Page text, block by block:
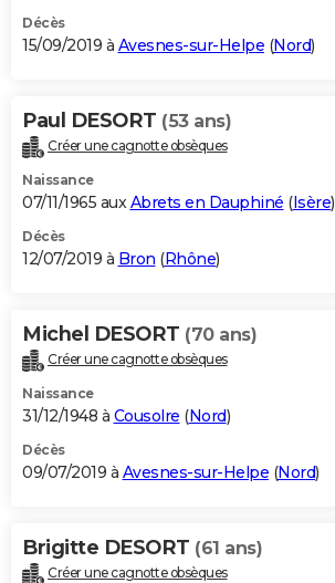
Décès
15/09/2019 à Avesnes-sur-Helpe (Nord)
Paul DESORT (53 ans)
Créer une cagnotte obsèques
Naissance
07/11/1965 auxAbrets en Dauphiné (Isère)
Décès
12/07/2019 à Bron (Rhône)
Michel DESORT (70 ans)
Créer une cagnotte obsèques
Naissance
31/12/1948 à Cousolre (Nord)
Décès
09/07/2019 à Avesnes-sur-Helpe (Nord)
Brigitte DESORT (61 ans)
Créer une cagnotte obsèques